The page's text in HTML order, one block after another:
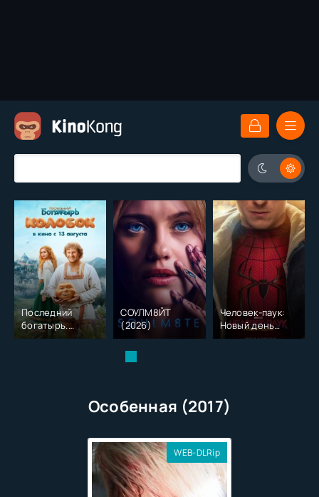
Последний
богатырь.
Колобок (2026)
СОУЛМ8ЙТ
(2026)
Человек-паук:
Новый день
(2026)
Особенная (2017)
WEB-DLRip